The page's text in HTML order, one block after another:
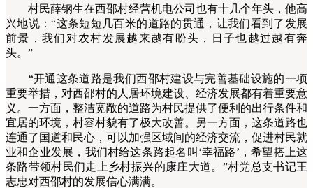
村民薛钢生在西邵村经营机电公司也有十几个年头，他高
兴地说：“这条短短几百米的道路的贯通，让我们看到了发展
前景，我们对农村发展越来越有盼头，日子也越过越有奔
头。”
“开通这条道路是我们西邵村建设与完善基础设施的一项
重要举措，对西邵村的人居环境建设、经济发展都有着重要意
义。一方面，整洁宽敞的道路为村民提供了便利的出行条件和
宜居的环境，村容村貌有了极大改善。另一方面，这条道路也
连通了国道和民心，可以加强区域间的经济交流，促进村民就
业和企业发展，我们村给这条路起名叫‘幸福路’，希望搭上这
条路带领村民们走上乡村振兴的康庄大道。”村党总支书记王
志忠对西邵村的发展信心满满。